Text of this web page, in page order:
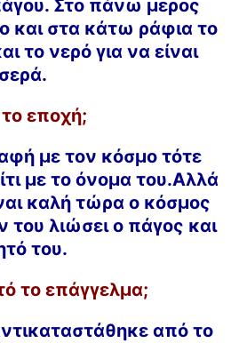
Στο πάνω μερος
και στα κάτω ράφια το
το νερό για να είναι
το εποχή;
με τον κόσμο τότε
με το όνομα του.Αλλά
καλή τώρα ο κόσμος
του λιώσει ο πάγος και
του.
το επάγγελμα;
από το